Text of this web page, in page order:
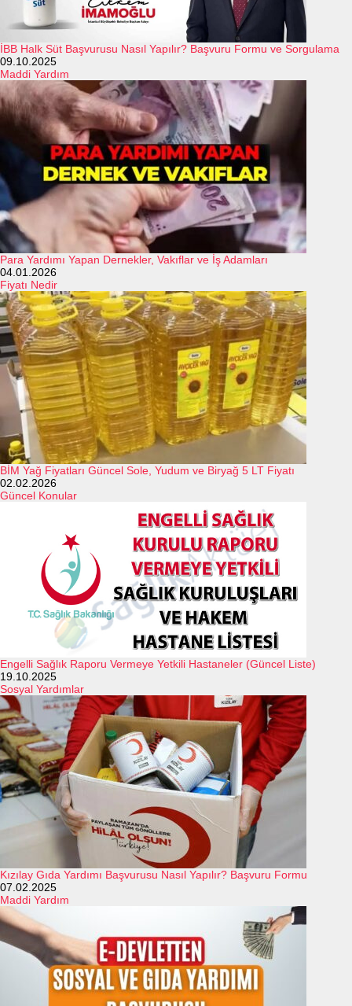
İBB Halk Süt Başvurusu Nasıl Yapılır? Başvuru Formu ve Sorgulama
09.10.2025
Maddi Yardım
Para Yardımı Yapan Dernekler, Vakıflar ve İş Adamları
04.01.2026
Fiyatı Nedir
BİM Yağ Fiyatları Güncel Sole, Yudum ve Biryağ 5 LT Fiyatı
02.02.2026
Güncel Konular
Engelli Sağlık Raporu Vermeye Yetkili Hastaneler (Güncel Liste)
19.10.2025
Sosyal Yardımlar
Kızılay Gıda Yardımı Başvurusu Nasıl Yapılır? Başvuru Formu
07.02.2025
Maddi Yardım